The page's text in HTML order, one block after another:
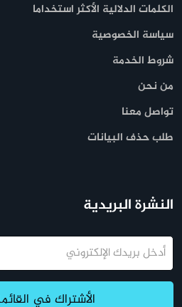
الكلمات الدلالية الأكثر استخداما
سياسة الخصوصية
شروط الخدمة
من نحن
تواصل معنا
طلب حذف البيانات
النشرة البريدية
البريد
الإلكتروني
الأشتراك في